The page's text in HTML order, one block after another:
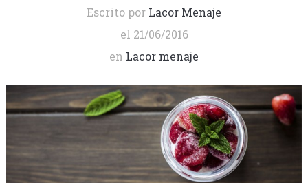
Escrito por Lacor Menaje
el 21/06/2016
en Lacor menaje